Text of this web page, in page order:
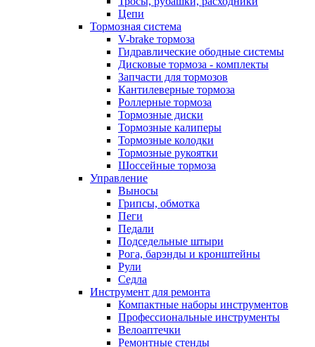
Цепи
Тормозная система
V-brake тормоза
Гидравлические ободные системы
Дисковые тормоза - комплекты
Запчасти для тормозов
Кантилеверные тормоза
Роллерные тормоза
Тормозные диски
Тормозные калиперы
Тормозные колодки
Тормозные рукоятки
Шоссейные тормоза
Управление
Выносы
Грипсы, обмотка
Пеги
Педали
Подседельные штыри
Рога, барэнды и кронштейны
Рули
Седла
Инструмент для ремонта
Компактные наборы инструментов
Профессиональные инструменты
Велоаптечки
Ремонтные стенды